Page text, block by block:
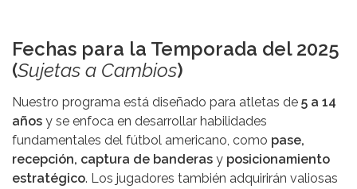
Fechas para la Temporada del 2025
(Sujetas a Cambios)
Nuestro programa está diseñado para atletas de 5 a 14
años y se enfoca en desarrollar habilidades
fundamentales del fútbol americano, como pase,
recepción, captura de banderas y posicionamiento
estratégico. Los jugadores también adquirirán valiosas